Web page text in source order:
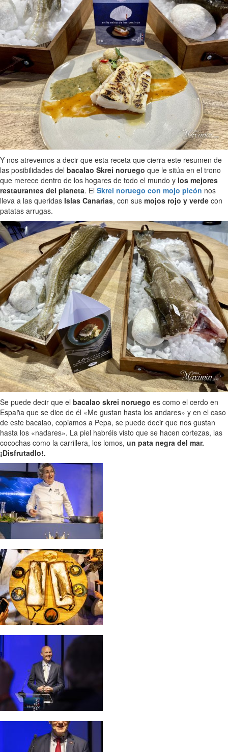
Y nos atrevemos a decir que esta receta que cierra este resumen de
las posibilidades del bacalao Skrei noruego que le sitúa en el trono
que merece dentro de los hogares de todo el mundo y los mejores
restaurantes del planeta. El Skrei noruego con mojo picón nos
lleva a las queridas Islas Canarias, con sus mojos rojo y verde con
patatas arrugas.
Se puede decir que el bacalao skrei noruego es como el cerdo en
España que se dice de él «Me gustan hasta los andares» y en el caso
de este bacalao, copiamos a Pepa, se puede decir que nos gustan
hasta los «nadares». La piel habréis visto que se hacen cortezas, las
cocochas como la carrillera, los lomos, un pata negra del mar.
¡Disfrutadlo!.